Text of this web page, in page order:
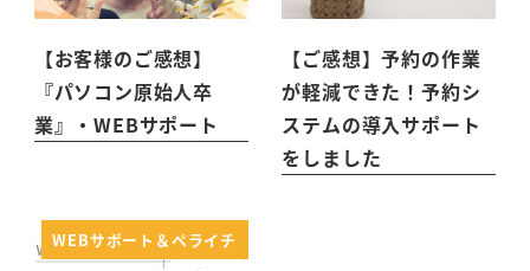
【お客様のご感想】
『パソコン原始人卒
業』・WEBサポート
【ご感想】予約の作業
が軽減できた！予約シ
ステムの導入サポート
をしました
WEBサポート＆ペライチ